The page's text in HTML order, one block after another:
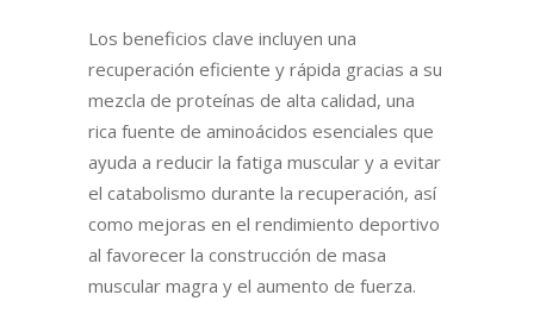
Los beneficios clave incluyen una
recuperación eficiente y rápida gracias a su
mezcla de proteínas de alta calidad, una
rica fuente de aminoácidos esenciales que
ayuda a reducir la fatiga muscular y a evitar
el catabolismo durante la recuperación, así
como mejoras en el rendimiento deportivo
al favorecer la construcción de masa
muscular magra y el aumento de fuerza.